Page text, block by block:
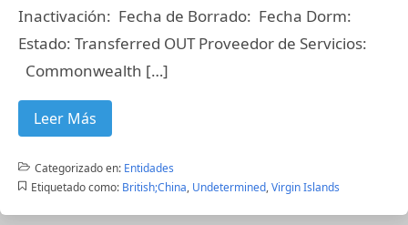
Inactivación: Fecha de Borrado: Fecha Dorm:
Estado: Transferred OUT Proveedor de Servicios:
Commonwealth […]
Leer Más
Categorizado en: Entidades
Etiquetado como: British;China, Undetermined,Virgin Islands